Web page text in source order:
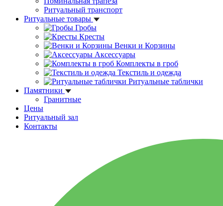
Ритуальный транспорт
Ритуальные товары
Гробы
Кресты
Венки и Корзины
Аксессуары
Комплекты в гроб
Текстиль и одежда
Ритуальные таблички
Памятники
Гранитные
Цены
Ритуальный зал
Контакты